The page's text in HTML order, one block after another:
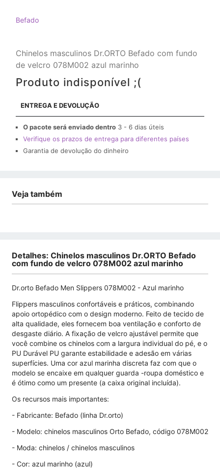
Befado
Chinelos masculinos Dr.ORTO Befado com fundo
de velcro 078M002 azul marinho
Produto indisponível ;(
ENTREGA E DEVOLUÇÃO
O pacote será enviado dentro 3 - 6 dias úteis
Verifique os prazos de entrega para diferentes países
Garantia de devolução do dinheiro
Veja também
Detalhes: Chinelos masculinos Dr.ORTO Befado
com fundo de velcro 078M002 azul marinho
Dr.orto Befado Men Slippers 078M002 - Azul marinho
Flippers masculinos confortáveis ​​e práticos, combinando
apoio ortopédico com o design moderno. Feito de tecido de
alta qualidade, eles fornecem boa ventilação e conforto de
desgaste diário. A fixação de velcro ajustável permite que
você combine os chinelos com a largura individual do pé, e o
PU Durável PU garante estabilidade e adesão em várias
superfícies. Uma cor azul marinha discreta faz com que o
modelo se encaixe em qualquer guarda -roupa doméstico e
é ótimo como um presente (a caixa original incluída).
Os recursos mais importantes:
- Fabricante: Befado (linha Dr.orto)
- Modelo: chinelos masculinos Orto Befado, código 078M002
- Moda: chinelos / chinelos masculinos
- Cor: azul marinho (azul)